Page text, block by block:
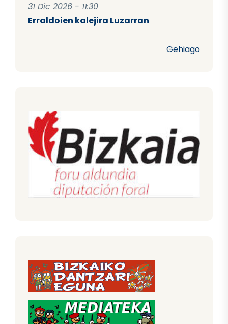
31 Dic 2026 - 11:30
Erraldoien kalejira Luzarran
Gehiago